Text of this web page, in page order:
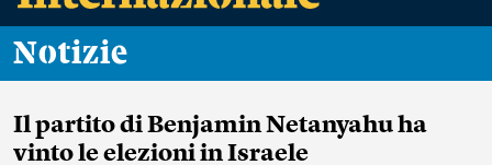
Notizie
Il partito di Benjamin Netanyahu ha
vinto le elezioni in Israele